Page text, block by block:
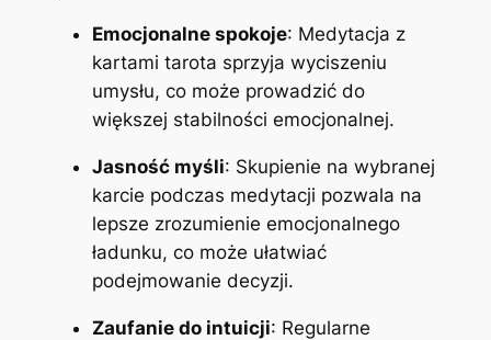
Emocjonalne spokoje: Medytacja z
kartami tarota sprzyja wyciszeniu
umysłu, co może prowadzić do
większej stabilności emocjonalnej.
Jasność myśli: Skupienie na wybranej
karcie podczas medytacji pozwala na
lepsze zrozumienie emocjonalnego
ładunku, co może ułatwiać
podejmowanie decyzji.
Zaufanie do intuicji: Regularne